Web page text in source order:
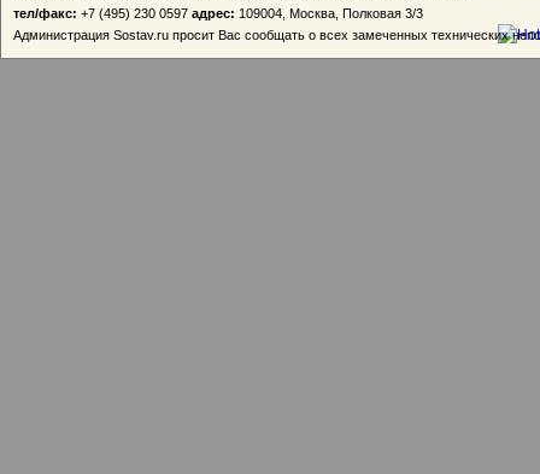
тел/факс: +7 (495) 230 0597 адрес: 109004, Москва, Полковая 3/3
Администрация Sostav.ru просит Вас сообщать о всех замеченных технических